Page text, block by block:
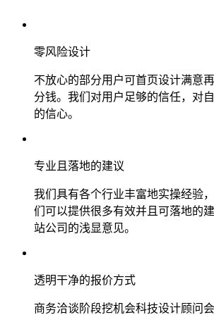
零风险设计
不放心的部分用户可首页设计满意
分钱。我们对用户足够的信任，对
的信心。
专业且落地的建议
我们具有各个行业丰富地实操经验
们可以提供很多有效并且可落地的
站公司的浅显意见。
透明干净的报价方式
商务洽谈阶段挖机会科技设计顾问